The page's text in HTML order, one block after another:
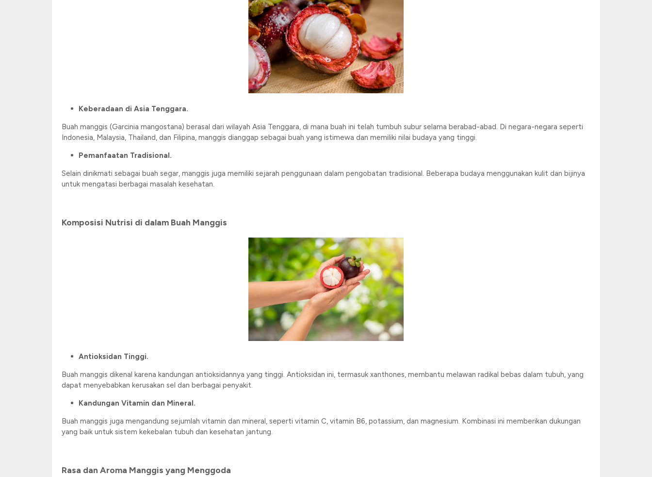
Keberadaan di Asia Tenggara.
Buah manggis (Garcinia mangostana) berasal dari wilayah Asia Tenggara, di mana buah ini telah tumbuh subur selama berabad-abad. Di negara-negara seperti
Indonesia, Malaysia, Thailand, dan Filipina, manggis dianggap sebagai buah yang istimewa dan memiliki nilai budaya yang tinggi.
Pemanfaatan Tradisional.
Selain dinikmati sebagai buah segar, manggis juga memiliki sejarah penggunaan dalam pengobatan tradisional. Beberapa budaya menggunakan kulit dan bijinya
untuk mengatasi berbagai masalah kesehatan.
Komposisi Nutrisi di dalam Buah Manggis
Antioksidan Tinggi.
Buah manggis dikenal karena kandungan antioksidannya yang tinggi. Antioksidan ini, termasuk xanthones, membantu melawan radikal bebas dalam tubuh, yang
dapat menyebabkan kerusakan sel dan berbagai penyakit.
Kandungan Vitamin dan Mineral.
Buah manggis juga mengandung sejumlah vitamin dan mineral, seperti vitamin C, vitamin B6, potassium, dan magnesium. Kombinasi ini memberikan dukungan
yang baik untuk sistem kekebalan tubuh dan kesehatan jantung.
Rasa dan Aroma Manggis yang Menggoda